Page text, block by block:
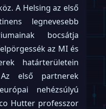
A Helsing az első
legnevesebb
bocsátja
az MI és
határterületein
első partnerek
nehézsúlyú
Hutter professzor